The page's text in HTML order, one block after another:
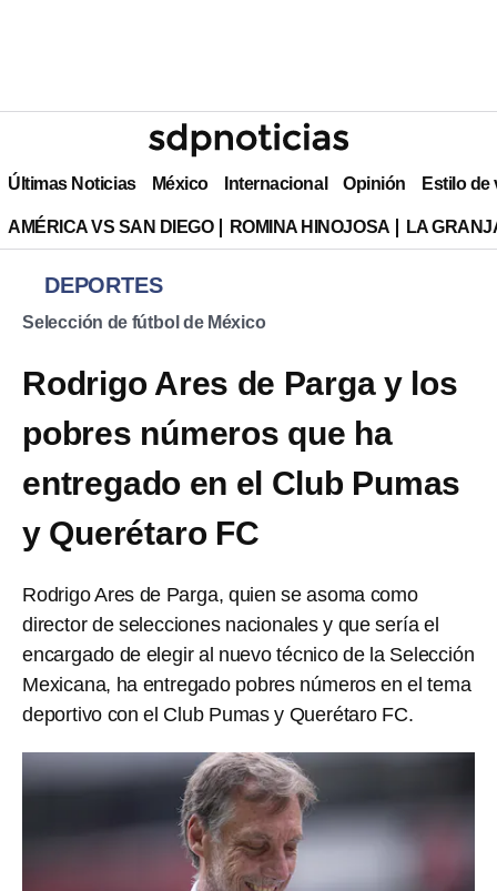
Últimas Noticias México Internacional Opinión Estilo de
AMÉRICA VS SAN DIEGO ROMINA HINOJOSA LA
DEPORTES
Selección de fútbol de México
Rodrigo Ares de Parga y los
pobres números que ha
entregado en el Club Pumas
y Querétaro FC
Rodrigo Ares de Parga, quien se asoma como
director de selecciones nacionales y que sería el
encargado de elegir al nuevo técnico de la Selección
Mexicana, ha entregado pobres números en el tema
deportivo con el Club Pumas y Querétaro FC.